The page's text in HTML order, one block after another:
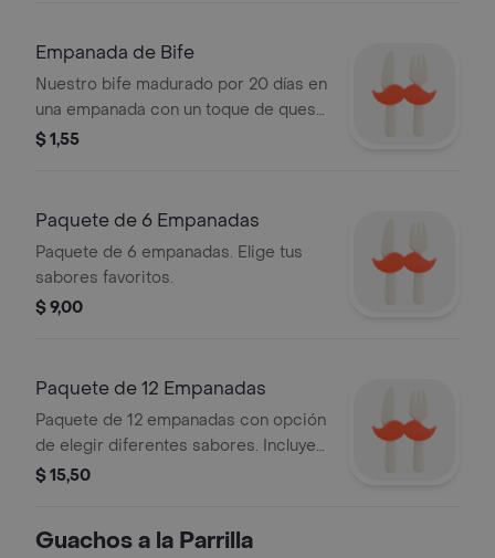
Empanada de Bife
Nuestro bife madurado por 20 días en
una empanada con un toque de queso
cheddar. ¡Lo tenés que probar!
$ 1,55
Paquete de 6 Empanadas
Paquete de 6 empanadas. Elige tus
sabores favoritos.
$ 9,00
Paquete de 12 Empanadas
Paquete de 12 empanadas con opción
de elegir diferentes sabores. Incluye
salsas para acompañar.
$ 15,50
Guachos a la Parrilla